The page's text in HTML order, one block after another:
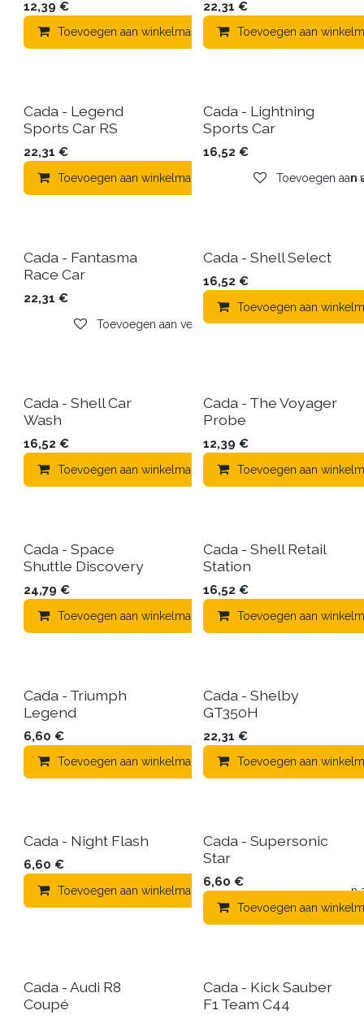
12,39 €
Toevoegen aan winkelmandje Toevoegen
22,31 €
Toevoegen aan
Cada - Legend
Sports Car RS
22,31 €
Toevoegen aan winkelmandje Toevoegen
Cada - Lightning
Sports Car
16,52 €
Toevoegen aan
Cada - Fantasma
Race Car
22,31 €
Toevoegen aan verlanglijst
Cada - Shell Select
16,52 €
Toevoegen aan
Cada - Shell Car
Wash
16,52 €
Toevoegen aan winkelmandje Toevoegen
Cada - The Voyager
Probe
12,39 €
Toevoegen aan
Cada - Space
Shuttle Discovery
24,79 €
Toevoegen aan winkelmandje Toevoegen
Cada - Shell Retail
Station
16,52 €
Toevoegen aan
Cada - Triumph
Legend
6,60 €
Toevoegen aan winkelmandje Toevoegen
Cada - Shelby
GT350H
22,31 €
Toevoegen aan
Cada - Night Flash
6,60 €
Toevoegen aan winkelmandje Toevoegen
Cada - Supersonic
Star
6,60 €
Toevoegen aan
Cada - Audi R8
Coupé
Cada - Kick Sauber
F1 Team C44